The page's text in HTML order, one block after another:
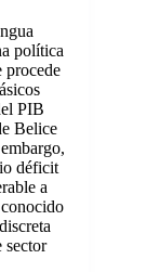
política
procede
PIB
Belice
déficit
a
sector